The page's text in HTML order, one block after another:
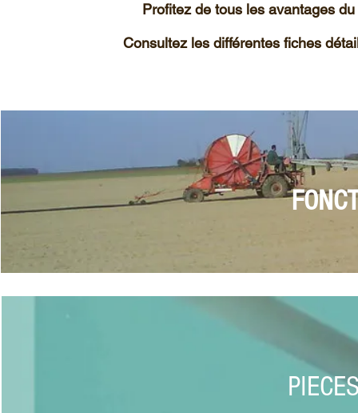
Profitez de tous les avantages
Consultez les différentes fiches